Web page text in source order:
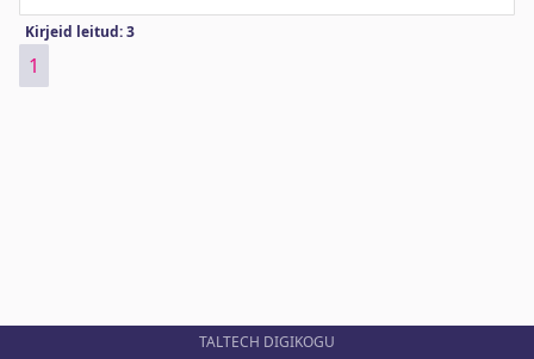
Kirjeid leitud: 3
1
TALTECH DIGIKOGU